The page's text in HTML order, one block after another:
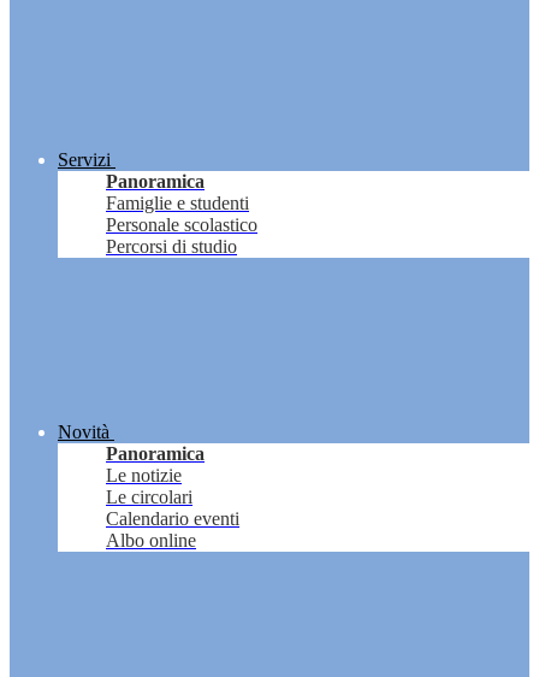
Servizi
Panoramica
Famiglie e studenti
Personale scolastico
Percorsi di studio
Novità
Panoramica
Le notizie
Le circolari
Calendario eventi
Albo online